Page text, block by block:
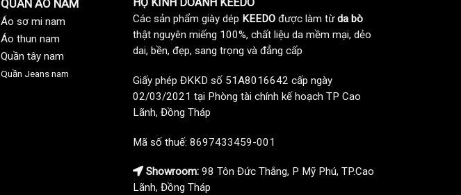
QUẦN ÁO NAM
Áo sơ mi nam
Áo thun nam
Quần tây nam
Quần Jeans nam
Các sản phẩm giày dép KEEDO được làm từda bò
thật nguyên miếng 100%, chất liệu da mềm mại, dẻo
dai, bền, đẹp, sang trọng và đẳng cấp
Giấy phép ĐKKD số 51A8016642 cấp ngày
02/03/2021 tại Phòng tài chính kế hoạch TP Cao
Lãnh, Đồng Tháp
Mã số thuế: 8697433459-001
Showroom: 98 Tôn Đức Thắng, P Mỹ Phú, TP.Cao
Lãnh, Đồng Tháp